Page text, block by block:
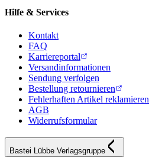
Hilfe & Services
Kontakt
FAQ
Karriereportal
Versandinformationen
Sendung verfolgen
Bestellung retournieren
Fehlerhaften Artikel reklamieren
AGB
Widerrufsformular
Bastei Lübbe Verlagsgruppe